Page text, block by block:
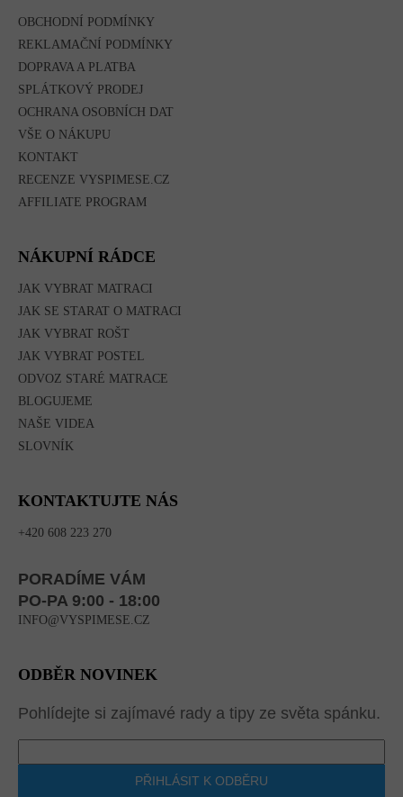
OBCHODNÍ PODMÍNKY
REKLAMAČNÍ PODMÍNKY
DOPRAVA A PLATBA
SPLÁTKOVÝ PRODEJ
OCHRANA OSOBNÍCH DAT
VŠE O NÁKUPU
KONTAKT
RECENZE VYSPIMESE.CZ
AFFILIATE PROGRAM
NÁKUPNÍ RÁDCE
JAK VYBRAT MATRACI
JAK SE STARAT O MATRACI
JAK VYBRAT ROŠT
JAK VYBRAT POSTEL
ODVOZ STARÉ MATRACE
BLOGUJEME
NAŠE VIDEA
SLOVNÍK
KONTAKTUJTE NÁS
+420 608 223 270
PORADÍME VÁM
PO-PA 9:00 - 18:00
INFO@VYSPIMESE.CZ
ODBĚR NOVINEK
Pohlídejte si zajímavé rady a tipy ze světa spánku.
PŘIHLÁSIT K ODBĚRU